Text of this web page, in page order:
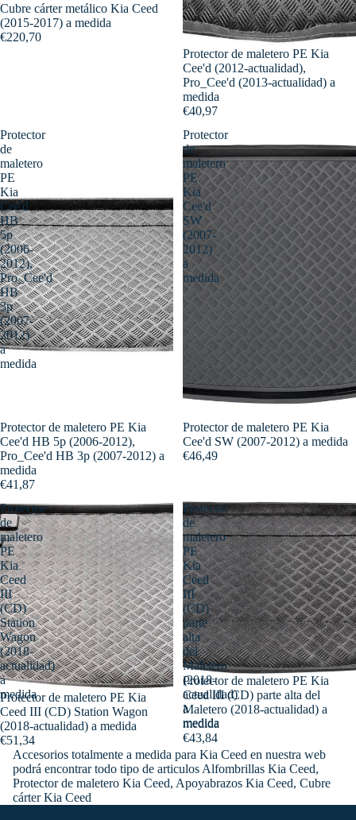
Cubre cárter metálico Kia Ceed
(2015-2017) a medida
€220,70
Protector de maletero PE Kia
Cee'd (2012-actualidad),
Pro_Cee'd (2013-actualidad) a
medida
€40,97
Protector
de
maletero
PE
Kia
Cee'd
HB
5p
(2006-
2012),
Pro_Cee'd
HB
3p
(2007-
2012)
a
medida
Protector de maletero PE Kia
Cee'd HB 5p (2006-2012),
Pro_Cee'd HB 3p (2007-2012) a
medida
€41,87
Protector
de
maletero
PE
Kia
Cee'd
SW
(2007-
2012)
a
medida
Protector de maletero PE Kia
Cee'd SW (2007-2012) a medida
€46,49
Protector
de
maletero
PE
Kia
Ceed
III
(CD)
Station
Wagon
(2018-
actualidad)
a
medida
Protector de maletero PE Kia
Ceed III (CD) Station Wagon
(2018-actualidad) a medida
€51,34
Protector
de
maletero
PE
Kia
Ceed
III
(CD)
parte
alta
del
Maletero
(2018-
actualidad)
a
medida
Protector de maletero PE Kia
Ceed III (CD) parte alta del
Maletero (2018-actualidad) a
medida
€43,84
Accesorios totalmente a medida para Kia Ceed en nuestra web
podrá encontrar todo tipo de articulos Alfombrillas Kia Ceed,
Protector de maletero Kia Ceed, Apoyabrazos Kia Ceed, Cubre
cárter Kia Ceed